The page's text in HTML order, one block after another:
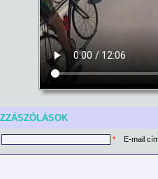
* E-mail